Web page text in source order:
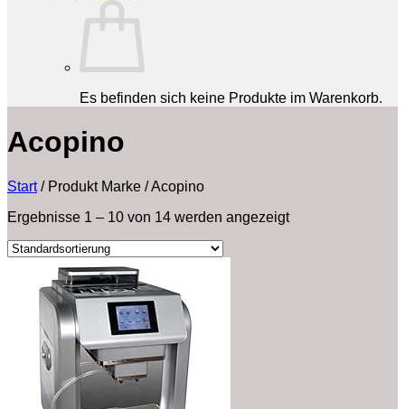
Es befinden sich keine Produkte im Warenkorb.
‎Acopino
Start /Produkt Marke /‎Acopino
Ergebnisse 1 – 10 von 14 werden angezeigt